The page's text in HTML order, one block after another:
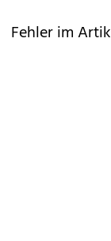
Fehler im